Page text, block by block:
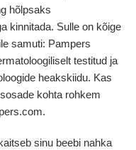
hõlpsaks
kinnitada. Sulle on kõige
samuti: Pampers
testitud ja
heakskiidu. Kas
kohta rohkem
sinu beebi nahka